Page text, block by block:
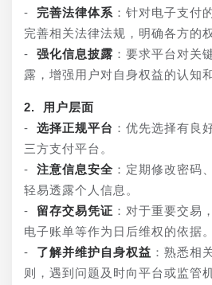
- 完善法律体系 ：针对电子支付
完善相关法律法规，明确各方的
- 强化信息披露 ：要求平台对关
露，增强用户对自身权益的认知
2. 用户层面
- 选择正规平台 ：优先选择有良
三方支付平台。
- 注意信息安全 ：定期修改密码
轻易透露个人信息。
- 留存交易凭证 ：对于重要交易
电子账单等作为日后维权的依据。
- 了解并维护自身权益 ：熟悉相
则，遇到问题及时向平台或监管